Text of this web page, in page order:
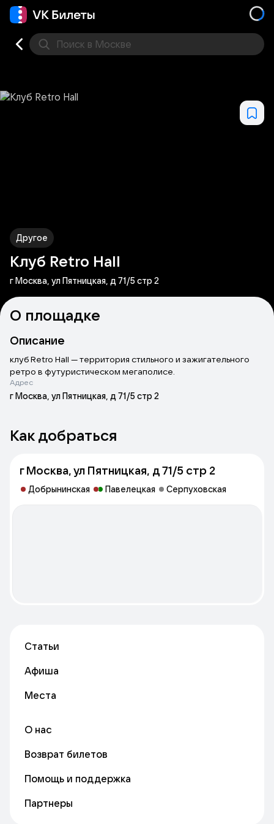
Поиск в Москве
Другое
Клуб Retro Hall
г Москва, ул Пятницкая, д 71/5 стр 2
О площадке
Описание
клуб Retro Hall — территория стильного и зажигательного
ретро в футуристическом мегаполисе.
Адрес
г Москва, ул Пятницкая, д 71/5 стр 2
Как добраться
г Москва, ул Пятницкая, д 71/5 стр 2
Добрынинская Павелецкая Серпуховская
Статьи
Афиша
Места
О нас
Возврат билетов
Помощь и поддержка
Партнеры